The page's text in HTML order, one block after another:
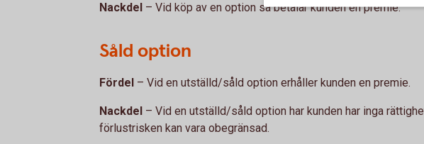
Nackdel – Vid köp av en option så betalar kunden en premie.
Såld option
Fördel – Vid en utställd/såld option erhåller kunden en premie.
Nackdel – Vid en utställd/såld option har kunden har inga
förlustrisken kan vara obegränsad.